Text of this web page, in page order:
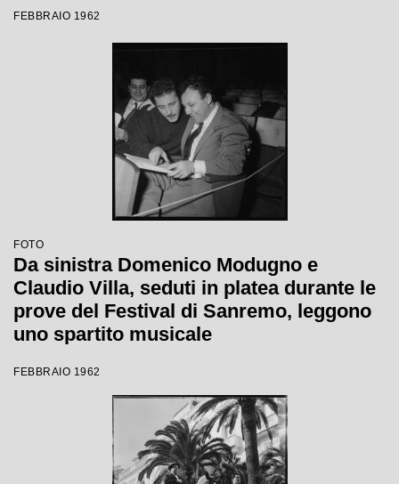
FEBBRAIO 1962
FOTO
Da sinistra Domenico Modugno e
Claudio Villa, seduti in platea durante le
prove del Festival di Sanremo, leggono
uno spartito musicale
FEBBRAIO 1962